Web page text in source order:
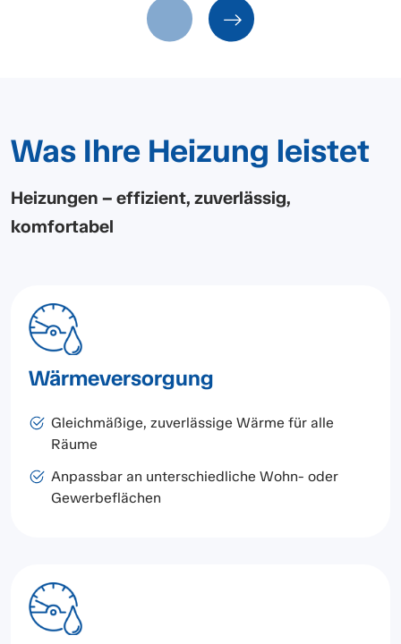
Was Ihre Heizung leistet
Heizungen – effizient, zuverlässig,
komfortabel
Wärmeversorgung
Gleichmäßige, zuverlässige Wärme für alle
Räume
Anpassbar an unterschiedliche Wohn- oder
Gewerbeflächen